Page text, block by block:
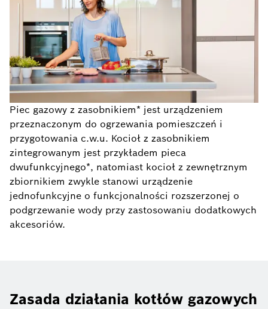
Piec gazowy z zasobnikiem* jest urządzeniem
przeznaczonym do ogrzewania pomieszczeń i
przygotowania c.w.u. Kocioł z zasobnikiem
zintegrowanym jest przykładem pieca
dwufunkcyjnego*, natomiast kocioł z zewnętrznym
zbiornikiem zwykle stanowi urządzenie
jednofunkcyjne o funkcjonalności rozszerzonej o
podgrzewanie wody przy zastosowaniu dodatkowych
akcesoriów.
Zasada działania kotłów gazowych